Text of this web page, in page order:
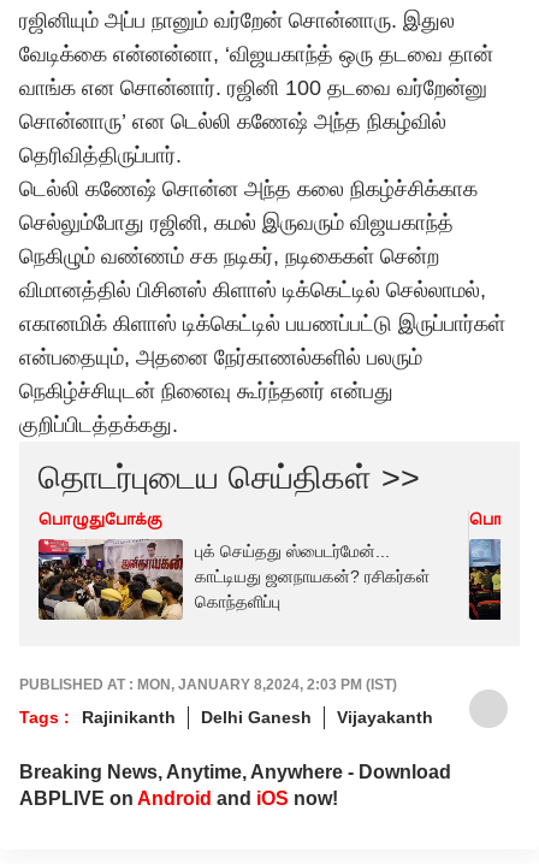
ரஜினியும் அப்ப நானும் வர்றேன் சொன்னாரு. இதுல
வேடிக்கை என்னன்னா, ‘விஜயகாந்த் ஒரு தடவை தான்
வாங்க என சொன்னார். ரஜினி 100 தடவை வர்றேன்னு
சொன்னாரு’ என டெல்லி கணேஷ் அந்த நிகழ்வில்
தெரிவித்திருப்பார்.
டெல்லி கணேஷ் சொன்ன அந்த கலை நிகழ்ச்சிக்காக
செல்லும்போது ரஜினி, கமல் இருவரும் விஜயகாந்த்
நெகிழும் வண்ணம் சக நடிகர், நடிகைகள் சென்ற
விமானத்தில் பிசினஸ் கிளாஸ் டிக்கெட்டில் செல்லாமல்,
எகானமிக் கிளாஸ் டிக்கெட்டில் பயணப்பட்டு இருப்பார்கள்
என்பதையும், அதனை நேர்காணல்களில் பலரும்
நெகிழ்ச்சியுடன் நினைவு கூர்ந்தனர் என்பது
குறிப்பிடத்தக்கது.
தொடர்புடைய செய்திகள் >>
பொழுதுபோக்கு
புக் செய்தது ஸ்பைடர்மேன்...
காட்டியது ஜனநாயகன்? ரசிகர்கள்
கொந்தளிப்பு
PUBLISHED AT : MON, JANUARY 8,2024, 2:03 PM (IST)
Tags : Rajinikanth Delhi Ganesh Vijayakanth
Breaking News, Anytime, Anywhere - Download
ABPLIVE on Android and iOS now!